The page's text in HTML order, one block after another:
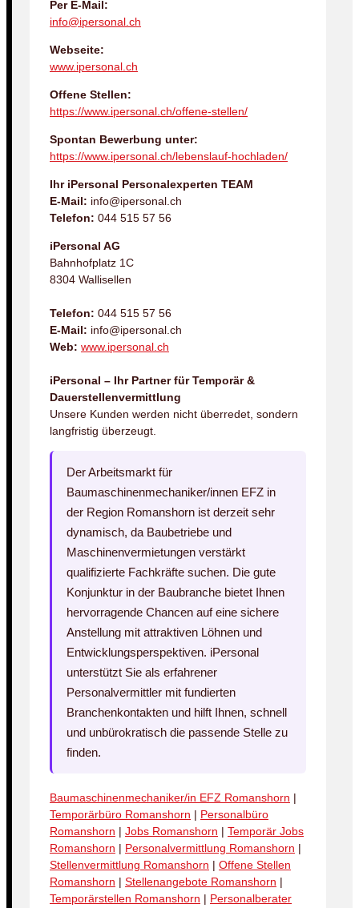
Per E-Mail:
info@ipersonal.ch
Webseite:
www.ipersonal.ch
Offene Stellen:
https://www.ipersonal.ch/offene-stellen/
Spontan Bewerbung unter:
https://www.ipersonal.ch/lebenslauf-hochladen/
Ihr iPersonal Personalexperten TEAM
E-Mail: info@ipersonal.ch
Telefon: 044 515 57 56
iPersonal AG
Bahnhofplatz 1C
8304 Wallisellen
Telefon: 044 515 57 56
E-Mail: info@ipersonal.ch
Web: www.ipersonal.ch
iPersonal – Ihr Partner für Temporär &
Dauerstellenvermittlung
Unsere Kunden werden nicht überredet, sondern
langfristig überzeugt.
Der Arbeitsmarkt für
Baumaschinenmechaniker/innen EFZ in
der Region Romanshorn ist derzeit sehr
dynamisch, da Baubetriebe und
Maschinenvermietungen verstärkt
qualifizierte Fachkräfte suchen. Die gute
Konjunktur in der Baubranche bietet Ihnen
hervorragende Chancen auf eine sichere
Anstellung mit attraktiven Löhnen und
Entwicklungsperspektiven. iPersonal
unterstützt Sie als erfahrener
Personalvermittler mit fundierten
Branchenkontakten und hilft Ihnen, schnell
und unbürokratisch die passende Stelle zu
finden.
Baumaschinenmechaniker/in EFZ Romanshorn |
Temporärbüro Romanshorn | Personalbüro
Romanshorn | Jobs Romanshorn | Temporär Jobs
Romanshorn | Personalvermittlung Romanshorn |
Stellenvermittlung Romanshorn | Offene Stellen
Romanshorn | Stellenangebote Romanshorn |
Temporärstellen Romanshorn | Personalberater